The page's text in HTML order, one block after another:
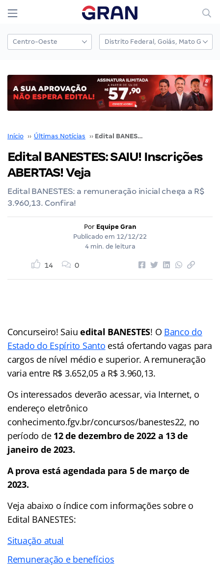
Início ›› Últimas Notícias ›› Edital BANESTES: SAIU! Inscrições ABERTAS! Veja
Edital BANESTES: SAIU! Inscrições
ABERTAS! Veja
Edital BANESTES: a remuneração inicial chega a R$
3.960,13. Confira!
Por Equipe Gran
Publicado em 12/12/22
4 min. de leitura
14 0
Concurseiro! Saiuedital BANESTES! O Banco do
Estado do Espírito Santo está ofertando vagas para
cargos de nível médio e superior. A remuneração
varia entre R$ 3.652,05 a R$ 3.960,13.
Os interessados deverão acessar, via Internet, o
endereço eletrônico
conhecimento.fgv.br/concursos/banestes22, no
período de 12 de dezembro de 2022 a 13 de
janeiro de 2023.
A prova está agendada para 5 de março de
2023.
Veja abaixo o índicecom informações sobre o
Edital BANESTES:
Situação atual
Remuneração e benefícios